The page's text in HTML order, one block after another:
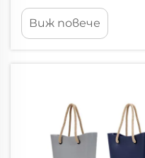
ЕВА Модният
на
въвеждането на
Виж повече